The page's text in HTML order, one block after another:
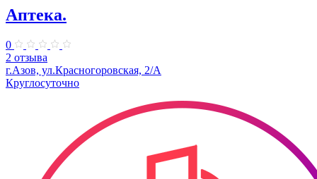
Аптека.
0
2 отзыва
г.Азов, ул.Красногоровская, 2/А
Круглосуточно